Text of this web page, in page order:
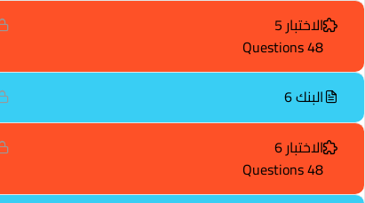
الاختبار 5
48 Questions
البنك 6
الاختبار 6
48 Questions